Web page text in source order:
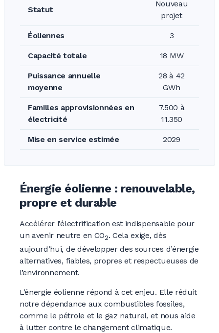
Statut
Nouveau
projet
Éoliennes 3
Capacité totale 18 MW
Puissance annuelle
moyenne
28 à 42
GWh
Familles approvisionnées en
électricité
7.500 à
11.350
Mise en service estimée 2029
Énergie éolienne : renouvelable,
propre et durable
Accélérer l’électrification est indispensable pour
un avenir neutre en CO2. Cela exige, dès
aujourd’hui, de développer des sources d’énergie
alternatives, fiables, propres et respectueuses de
l’environnement.
L’énergie éolienne répond à cet enjeu. Elle réduit
notre dépendance aux combustibles fossiles,
comme le pétrole et le gaz naturel, et nous aide
à lutter contre le changement climatique.